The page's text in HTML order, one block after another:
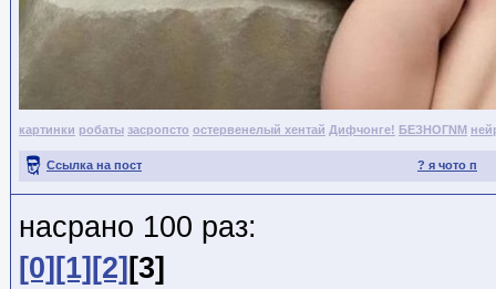
картинки робаты засропсто остервенелый хентай Дифчонге! БЕЗНОГNМ
? я чото п
Ссылка на пост
насрано 100 раз:
[0] [1] [2] [3]